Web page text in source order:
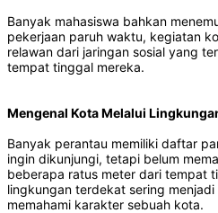
Banyak mahasiswa bahkan
pekerjaan paruh waktu, kegiatan
relawan dari jaringan sosial yang
tempat tinggal mereka.
Mengenal Kota Melalui
Banyak perantau memiliki daftar
ingin dikunjungi, tetapi belum
beberapa ratus meter dari tempat
lingkungan terdekat sering
memahami karakter sebuah kota.